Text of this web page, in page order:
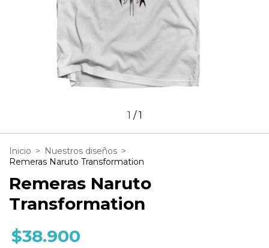
1 /1
Inicio > Nuestros diseños >
Remeras Naruto Transformation
Remeras Naruto
Transformation
$38.900